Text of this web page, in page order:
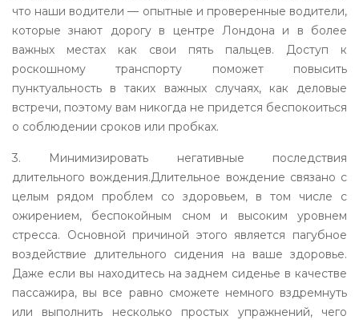
что наши водители — опытные и проверенные водители,
которые знают дорогу в центре Лондона и в более
важных местах как свои пять пальцев. Доступ к
роскошному транспорту поможет повысить
пунктуальность в таких важных случаях, как деловые
встречи, поэтому вам никогда не придется беспокоиться
о соблюдении сроков или пробках.
3. Минимизировать негативные последствия
длительного вождения.Длительное вождение связано с
целым рядом проблем со здоровьем, в том числе с
ожирением, беспокойным сном и высоким уровнем
стресса. Основной причиной этого является пагубное
воздействие длительного сидения на ваше здоровье.
Даже если вы находитесь на заднем сиденье в качестве
пассажира, вы все равно сможете немного вздремнуть
или выполнить несколько простых упражнений, чего